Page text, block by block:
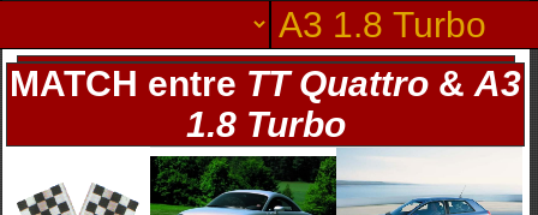
MATCH entre TT Quattro &A3
1.8 Turbo